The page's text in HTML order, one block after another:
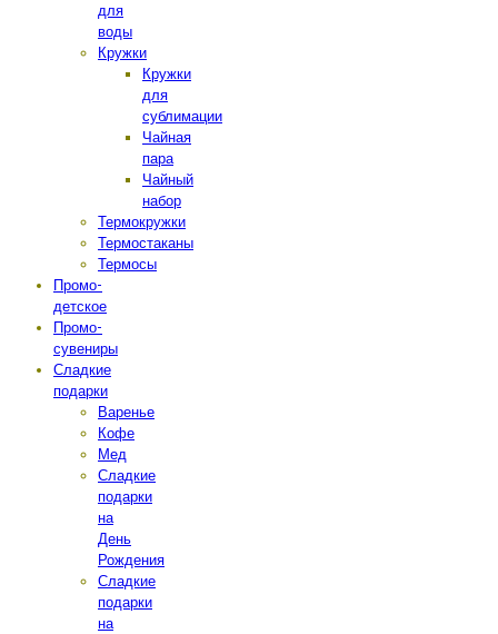
для
воды
Кружки
Кружки
для
сублимации
Чайная
пара
Чайный
набор
Термокружки
Термостаканы
Термосы
Промо-
детское
Промо-
сувениры
Сладкие
подарки
Варенье
Кофе
Мед
Сладкие
подарки
на
День
Рождения
Сладкие
подарки
на